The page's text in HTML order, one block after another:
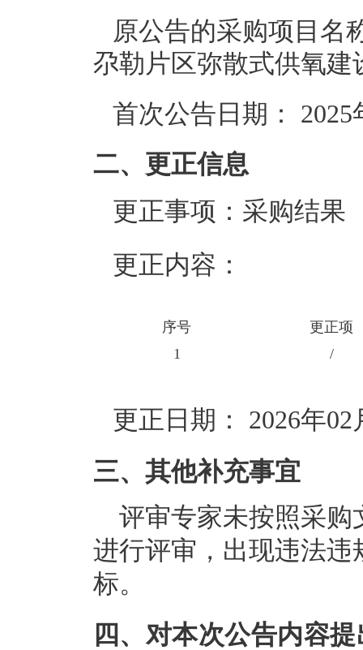
原公告的采购项目名
尕勒片区弥散式供氧建
首次公告日期：
2025
二、更正信息
更正事项：采购结果
更正内容：
序号
更正项
1
/
更正日期：
2026年02
三、其他补充事宜
评审专家未按照采
进行评审，出现违法
标。
四、对本次公告内容